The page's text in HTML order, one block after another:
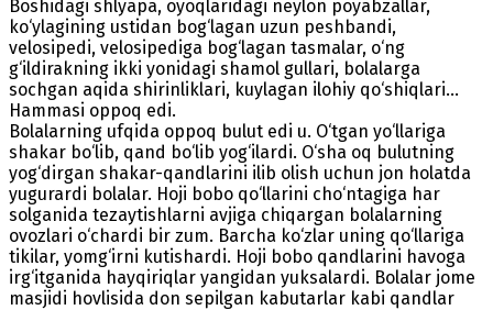
Boshidagi shlyapa, oyoqlaridagi neylon poyabzallar,
ko‘ylagining ustidan bog‘lagan uzun peshbandi,
velosipedi, velosipediga bog‘lagan tasmalar, o‘ng
g‘ildirakning ikki yonidagi shamol gullari, bolalarga
sochgan aqida shirinliklari, kuylagan ilohiy qo‘shiqlari...
Hammasi oppoq edi.
Bolalarning ufqida oppoq bulut edi u. O‘tgan yo‘llariga
shakar bo‘lib, qand bo‘lib yog‘ilardi. O‘sha oq bulutning
yog‘dirgan shakar-qandlarini ilib olish uchun jon holatda
yugurardi bolalar. Hoji bobo qo‘llarini cho‘ntagiga har
solganida tezaytishlarni avjiga chiqargan bolalarning
ovozlari o‘chardi bir zum. Barcha ko‘zlar uning qo‘llariga
tikilar, yomg‘irni kutishardi. Hoji bobo qandlarini havoga
irg‘itganida hayqiriqlar yangidan yuksalardi. Bolalar jome
masjidi hovlisida don sepilgan kabutarlar kabi qandlar